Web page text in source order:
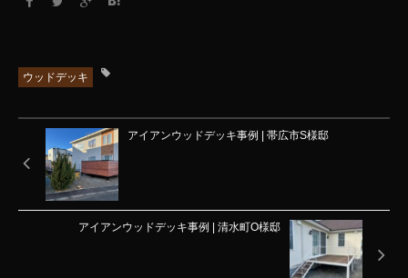
ウッドデッキ
アイアンウッドデッキ事例 | 帯広市S様邸
アイアンウッドデッキ事例 | 清水町O様邸